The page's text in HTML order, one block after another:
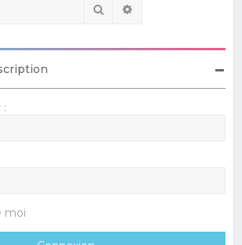
Rechercher
:
moi